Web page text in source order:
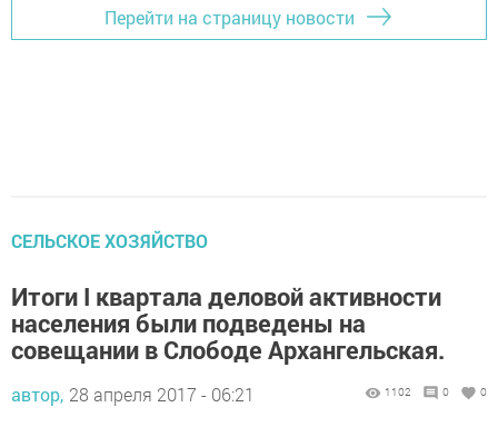
Перейти на страницу новости
СЕЛЬСКОЕ ХОЗЯЙСТВО
Итоги I квартала деловой активности
населения были подведены на
совещании в Слободе Архангельская.
автор, 28 апреля 2017 - 06:21 1102 0 0